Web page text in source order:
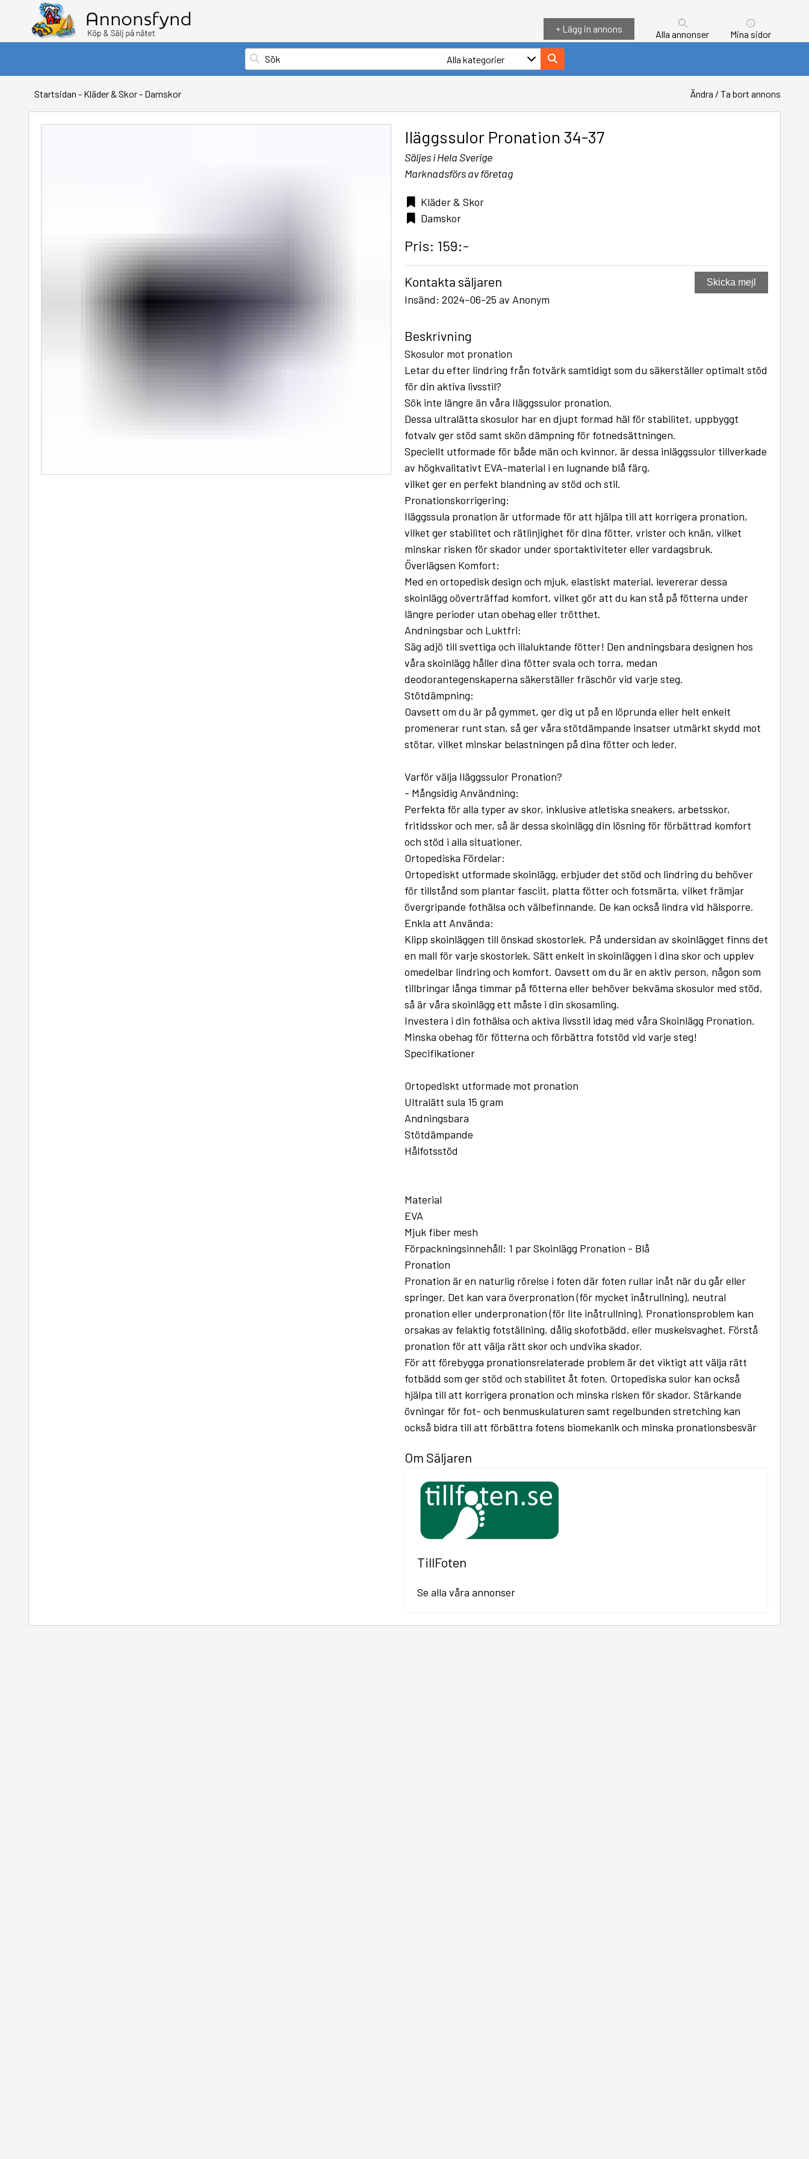
+ Lägg in annons Alla annonser Mina sidor
Startsidan - Kläder & Skor- Damskor Ändra / Ta bort annons
Iläggssulor Pronation 34-37
Säljes i Hela Sverige
Marknadsförs av företag
Kläder & Skor
Damskor
Pris: 159:-
Kontakta säljaren
Insänd: 2024-06-25 av Anonym
Skicka mejl
Beskrivning
Skosulor mot pronation
Letar du efter lindring från fotvärk samtidigt som du säkerställer optimalt stöd
för din aktiva livsstil?
Sök inte längre än våra Iläggssulor pronation.
Dessa ultralätta skosulor har en djupt formad häl för stabilitet, uppbyggt
fotvalv ger stöd samt skön dämpning för fotnedsättningen.
Speciellt utformade för både män och kvinnor, är dessa inläggssulor tillverkade
av högkvalitativt EVA-material i en lugnande blå färg,
vilket ger en perfekt blandning av stöd och stil.
Pronationskorrigering:
Iläggssula pronation är utformade för att hjälpa till att korrigera pronation,
vilket ger stabilitet och rätlinjighet för dina fötter, vrister och knän, vilket
minskar risken för skador under sportaktiviteter eller vardagsbruk.
Överlägsen Komfort:
Med en ortopedisk design och mjuk, elastiskt material, levererar dessa
skoinlägg oöverträffad komfort, vilket gör att du kan stå på fötterna under
längre perioder utan obehag eller trötthet.
Andningsbar och Luktfri:
Säg adjö till svettiga och illaluktande fötter! Den andningsbara designen hos
våra skoinlägg håller dina fötter svala och torra, medan
deodorantegenskaperna säkerställer fräschör vid varje steg.
Stötdämpning:
Oavsett om du är på gymmet, ger dig ut på en löprunda eller helt enkelt
promenerar runt stan, så ger våra stötdämpande insatser utmärkt skydd mot
stötar, vilket minskar belastningen på dina fötter och leder.
Varför välja Iläggssulor Pronation?
- Mångsidig Användning:
Perfekta för alla typer av skor, inklusive atletiska sneakers, arbetsskor,
fritidsskor och mer, så är dessa skoinlägg din lösning för förbättrad komfort
och stöd i alla situationer.
Ortopediska Fördelar:
Ortopediskt utformade skoinlägg, erbjuder det stöd och lindring du behöver
för tillstånd som plantar fasciit, platta fötter och fotsmärta, vilket främjar
övergripande fothälsa och välbefinnande. De kan också lindra vid hälsporre.
Enkla att Använda:
Klipp skoinläggen till önskad skostorlek. På undersidan av skoinlägget finns det
en mall för varje skostorlek. Sätt enkelt in skoinläggen i dina skor och upplev
omedelbar lindring och komfort. Oavsett om du är en aktiv person, någon som
tillbringar långa timmar på fötterna eller behöver bekväma skosulor med stöd,
så är våra skoinlägg ett måste i din skosamling.
Investera i din fothälsa och aktiva livsstil idag med våra Skoinlägg Pronation.
Minska obehag för fötterna och förbättra fotstöd vid varje steg!
Specifikationer
Ortopediskt utformade mot pronation
Ultralätt sula 15 gram
Andningsbara
Stötdämpande
Hålfotsstöd
Material
EVA
Mjuk fiber mesh
Förpackningsinnehåll: 1 par Skoinlägg Pronation - Blå
Pronation
Pronation är en naturlig rörelse i foten där foten rullar inåt när du går eller
springer. Det kan vara överpronation (för mycket inåtrullning), neutral
pronation eller underpronation (för lite inåtrullning). Pronationsproblem kan
orsakas av felaktig fotställning, dålig skofotbädd, eller muskelsvaghet. Förstå
pronation för att välja rätt skor och undvika skador.
För att förebygga pronationsrelaterade problem är det viktigt att välja rätt
fotbädd som ger stöd och stabilitet åt foten. Ortopediska sulor kan också
hjälpa till att korrigera pronation och minska risken för skador. Stärkande
övningar för fot- och benmuskulaturen samt regelbunden stretching kan
också bidra till att förbättra fotens biomekanik och minska pronationsbesvär
Om Säljaren
TillFoten
Se alla våra annonser